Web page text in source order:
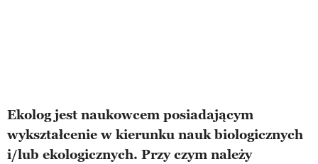
Ekolog jest naukowcem posiadającym
wykształcenie w kierunku nauk biologicznych
i/lub ekologicznych. Przy czym należy